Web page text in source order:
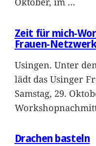
Zeit für mich-
Frauen-
Usingen. Unter
lädt das Usinger
Samstag, 29.
Drachen basteln